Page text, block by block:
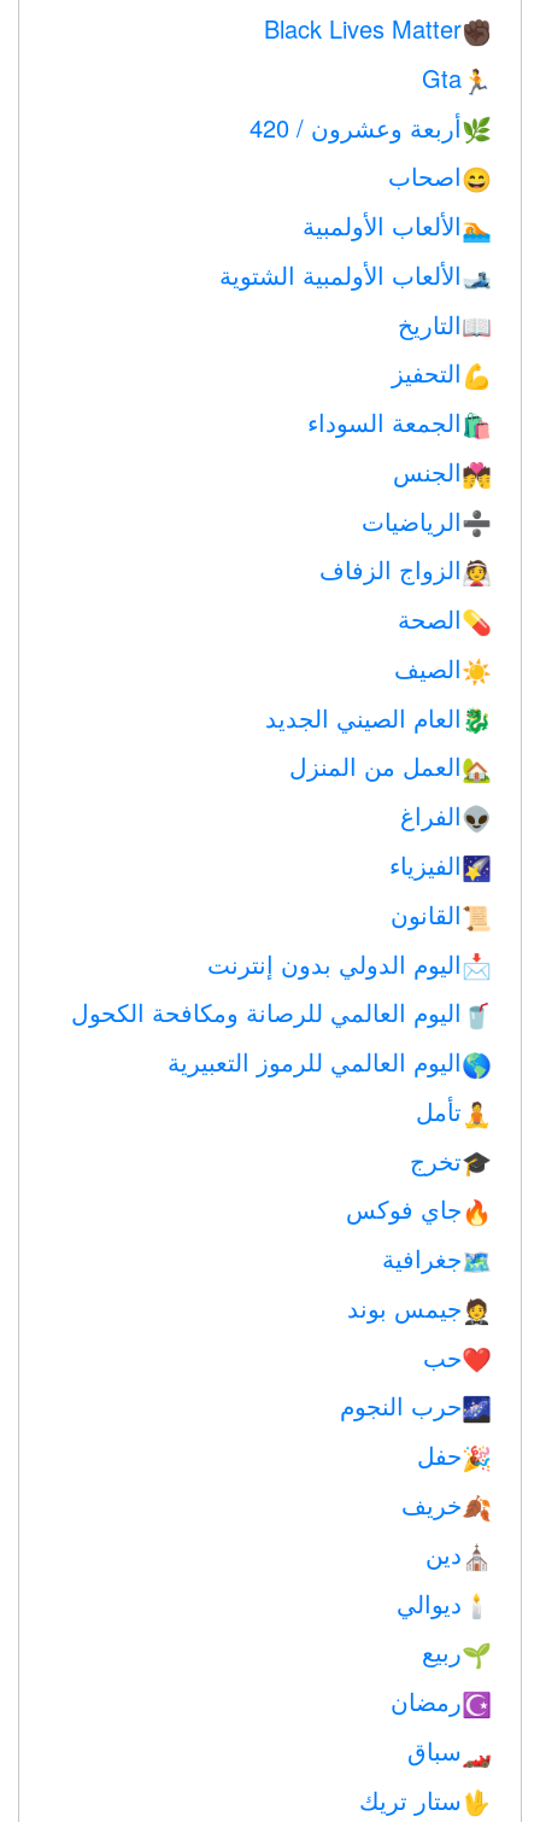
✊🏿
Black Lives Matter
🏃
Gta
🌿أربعة وعشرون / 420
😄اصحاب
🏊الألعاب الأولمبية
🎿الألعاب الأولمبية الشتوية
📖التاريخ
💪 التحفيز
🛍الجمعة السوداء
💏الجنس
➗الرياضيات
👰الزواج الزفاف
💊الصحة
☀️الصيف
🐉 العام الصيني الجديد
🏡العمل من المنزل
👽الفراغ
🌠الفيزياء
📜القانون
📩اليوم الدولي بدون إنترنت
🥤 اليوم العالمي للرصانة ومكافحة الكحول
🌎اليوم العالمي للرموز التعبيرية
🧘 تأمل
🎓تخرج
🔥جاي فوكس
🗺جغرافية
🤵 جيمس بوند
❤️️حب
🌌حرب النجوم
🎉حفل
🍂خريف
⛪️ دين
🕯 ديوالي
🌱ربيع
☪️رمضان
🏎 سباق
🖖ستار تريك